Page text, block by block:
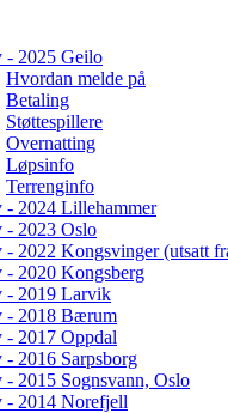
- 2025 Geilo
Hvordan melde på
Betaling
Støttespillere
Overnatting
Løpsinfo
Terrenginfo
2024 Lillehammer
- 2023 Oslo
2022 Kongsvinger (utsatt
2020 Kongsberg
- 2019 Larvik
- 2018 Bærum
2017 Oppdal
2016 Sarpsborg
2015 Sognsvann, Oslo
- 2014 Norefjell